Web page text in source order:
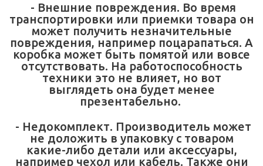
- Внешние повреждения. Во время
транспортировки или приемки товара он
может получить незначительные
повреждения, например поцарапаться. А
коробка может быть помятой или вовсе
отсутствовать. На работоспособность
техники это не влияет, но вот
выглядеть она будет менее
презентабельно.
- Недокомплект. Производитель может
не доложить в упаковку с товаром
какие-либо детали или аксессуары,
например чехол или кабель. Также они